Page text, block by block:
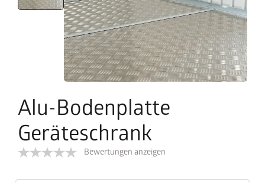
Alu-Bodenplatte
Geräteschrank
Bewertungen anzeigen